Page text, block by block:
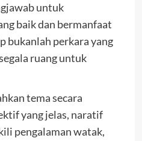
untuk
baik dan bermanfaat
bukanlah perkara yang
ruang untuk
tema secara
yang jelas, naratif
pengalaman watak,